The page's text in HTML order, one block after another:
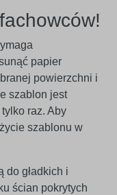
papier
powierzchni i
szablon jest
raz. Aby
szablonu w
do gładkich i
ścian pokrytych